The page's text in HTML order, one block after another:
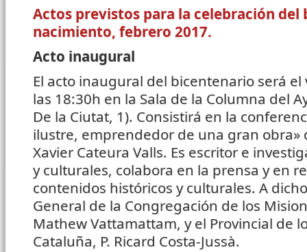
Actos previstos para la celebración del
nacimiento, febrero 2017.
Acto inaugural
El acto inaugural del bicentenario será
las 18:30h en la Sala de la Columna del
De la Ciutat, 1). Consistirá en la
ilustre, emprendedor de una gran obra»
Xavier Cateura Valls. Es escritor e
y culturales, colabora en la prensa y en
contenidos históricos y culturales. A
General de la Congregación de los
Mathew Vattamattam, y el Provincial de
Cataluña, P. Ricard Costa-Jussà.